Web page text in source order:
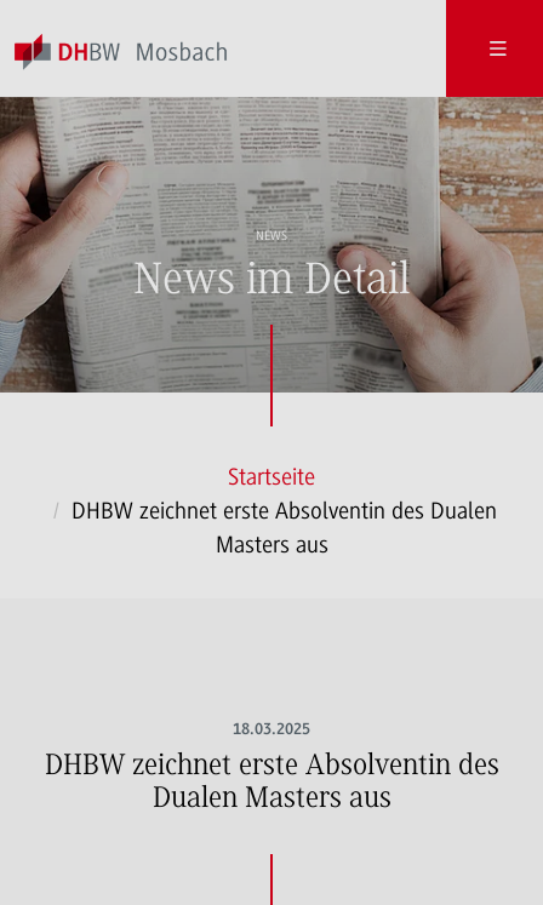
NEWS
News im Detail
Startseite
DHBW zeichnet erste Absolventin des Dualen
Masters aus
18.03.2025
DHBW zeichnet erste Absolventin des
Dualen Masters aus